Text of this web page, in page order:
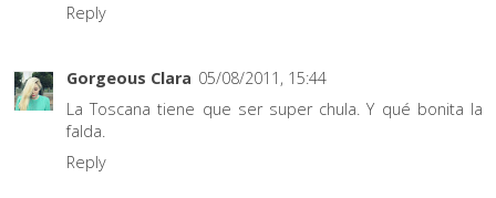
Reply
Gorgeous Clara 05/08/2011, 15:44
La Toscana tiene que ser super chula. Y qué bonita la
falda.
Reply